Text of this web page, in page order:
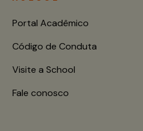
Portal Acadêmico
Código de Conduta
Visite a School
Fale conosco